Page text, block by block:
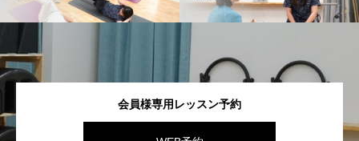
会員様専用レッスン予約